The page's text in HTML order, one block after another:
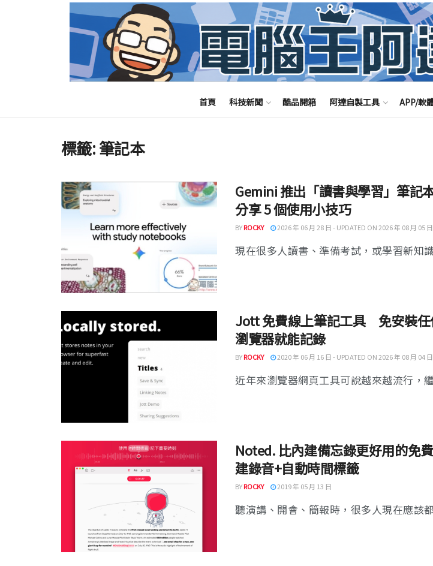
首頁 科技新聞 酷品開箱 阿達自製工具 APP/軟
標籤:筆記本
Gemini 推出「讀書與學習」筆記
分享 5 個使用小技巧
BYROCKY 2026 年 06 月 28 日 - UPDATED ON 2026 年 08 月 05 日
現在很多人讀書、準備考試，或學習新知
Jott 免費線上筆記工具 免安裝任
瀏覽器就能記錄
BYROCKY 2020 年 06 月 16 日 - UPDATED ON 2026 年 08 月 04 日
近年來瀏覽器網頁工具可說越來越流行，
Noted. 比內建備忘錄更好用的免
建錄音+自動時間標籤
BYROCKY 2019 年 05 月 13 日
聽演講、開會、簡報時，很多人現在應該